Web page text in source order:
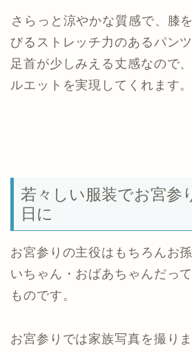
さらっと涼やかな質感で、膝
びるストレッチ力のあるパンツ
足首が少しみえる丈感なので
ルエットを実現してくれます。
若々しい服装でお宮参
日に
お宮参りの主役はもちろんお
いちゃん・おばあちゃんだっ
ものです。
お宮参りでは家族写真を撮りま